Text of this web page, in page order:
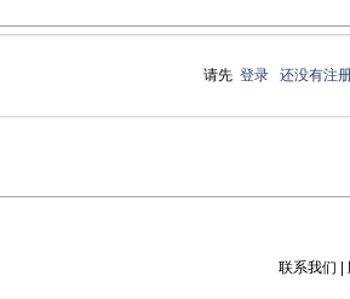
请先登录 还没有注
联系我们